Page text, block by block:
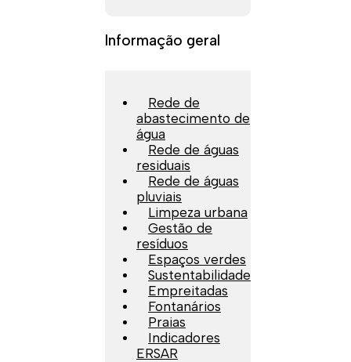
Informação geral
Rede de
abastecimento de
água
Rede de águas
residuais
Rede de águas
pluviais
Limpeza urbana
Gestão de
resíduos
Espaços verdes
Sustentabilidade
Empreitadas
Fontanários
Praias
Indicadores
ERSAR